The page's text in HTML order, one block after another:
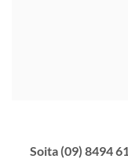
Soita (09) 8494